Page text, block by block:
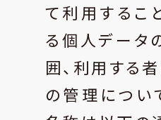
て利用するこ
る個人データ
囲、利用する
の管理につ